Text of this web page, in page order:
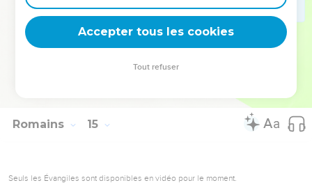
As-tu la foi ? aie-la en toi-même devant Dieu. [Car]
bienheureux est celui qui ne condamne point soi-même en
ce qu'il approuve.
Mais celui qui en fait scrupule, est condamné s'il [en]
Romains 15
Seuls les Évangiles sont disponibles en vidéo pour le moment.
Accepter tous les cookies
Tout refuser